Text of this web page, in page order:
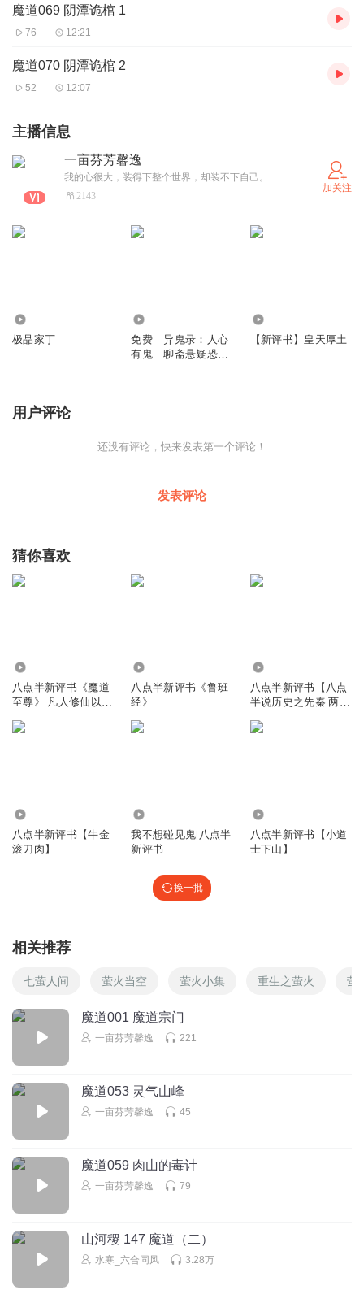
魔道069 阴潭诡棺 1
76 12:21
魔道070 阴潭诡棺 2
52 12:07
主播信息
一亩芬芳馨逸
我的心很大，装得下整个世界，却装不下自己。
2143
加关注
极品家丁
免费｜异鬼录：人心
有鬼｜聊斋悬疑恐怖
【新评书】皇天厚土
用户评论
还没有评论，快来发表第一个评论！
发表评论
猜你喜欢
八点半新评书《魔道
至尊》 凡人修仙以魔
八点半新评书《鲁班
经》
八点半新评书【八点
半说历史之先秦 两
八点半新评书【牛金
滚刀肉】
我不想碰见鬼|八点半
新评书
八点半新评书【小道
士下山】
换一批
相关推荐
七萤人间 萤火当空 萤火小集 重生之萤火 萤
魔道001 魔道宗门
一亩芬芳馨逸 221
魔道053 灵气山峰
一亩芬芳馨逸 45
魔道059 肉山的毒计
一亩芬芳馨逸 79
山河稷 147 魔道（二）
水寒_六合同风 3.28万